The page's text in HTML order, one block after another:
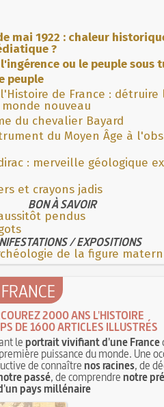
mai 1922 : chaleur
?
ou le peuple sous
peuple
de France : détruire
nouveau
du chevalier Bayard
du Moyen Âge à
: merveille géologique
et crayons jadis
BON À SAVOIR
pendus
/ EXPOSITIONS
de la figure
2000 ANS L'HISTOIRE
DE 1600 ARTICLES ILLUSTRÉS
leportrait vivifiant d'une France
puissance du monde. Une
de connaîtrenos racines, de
passé, de comprendrenotre
pays millénaire